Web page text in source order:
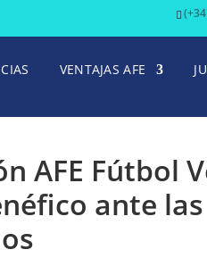
VENTAJAS AFE
AFE Fútbol
ante las